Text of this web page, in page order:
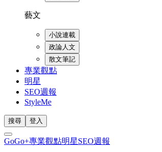
藝文
小說連載
政論人文
散文筆記
專業觀點
明星
SEO週報
StyleMe
搜尋 登入
GoGo+專業觀點明星SEO週報